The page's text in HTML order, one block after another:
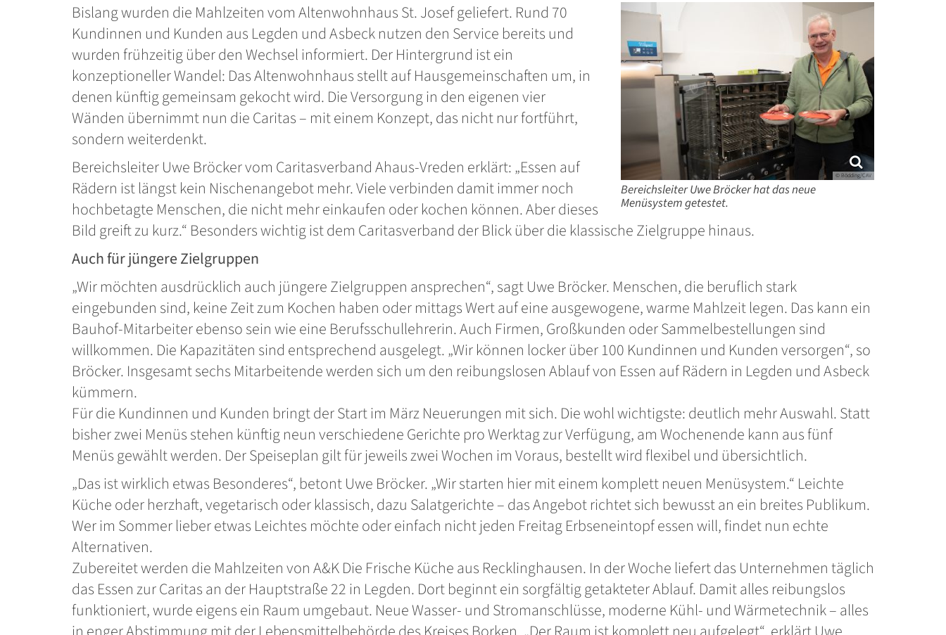
© Bödding/CAV
Bereichsleiter Uwe Bröcker hat das neue
Menüsystem getestet.
Bislang wurden die Mahlzeiten vom Altenwohnhaus St. Josef geliefert. Rund 70
Kundinnen und Kunden aus Legden und Asbeck nutzen den Service bereits und
wurden frühzeitig über den Wechsel informiert. Der Hintergrund ist ein
konzeptioneller Wandel: Das Altenwohnhaus stellt auf Hausgemeinschaften um, in
denen künftig gemeinsam gekocht wird. Die Versorgung in den eigenen vier
Wänden übernimmt nun die Caritas – mit einem Konzept, das nicht nur fortführt,
sondern weiterdenkt.
Bereichsleiter Uwe Bröcker vom Caritasverband Ahaus-Vreden erklärt: „Essen auf
Rädern ist längst kein Nischenangebot mehr. Viele verbinden damit immer noch
hochbetagte Menschen, die nicht mehr einkaufen oder kochen können. Aber dieses
Bild greift zu kurz.“ Besonders wichtig ist dem Caritasverband der Blick über die klassische Zielgruppe hinaus.
Auch für jüngere Zielgruppen
„Wir möchten ausdrücklich auch jüngere Zielgruppen ansprechen“, sagt Uwe Bröcker. Menschen, die beruflich stark
eingebunden sind, keine Zeit zum Kochen haben oder mittags Wert auf eine ausgewogene, warme Mahlzeit legen. Das kann ein
Bauhof-Mitarbeiter ebenso sein wie eine Berufsschullehrerin. Auch Firmen, Großkunden oder Sammelbestellungen sind
willkommen. Die Kapazitäten sind entsprechend ausgelegt. „Wir können locker über 100 Kundinnen und Kunden versorgen“, so
Bröcker. Insgesamt sechs Mitarbeitende werden sich um den reibungslosen Ablauf von Essen auf Rädern in Legden und Asbeck
kümmern.
Für die Kundinnen und Kunden bringt der Start im März Neuerungen mit sich. Die wohl wichtigste: deutlich mehr Auswahl. Statt
bisher zwei Menüs stehen künftig neun verschiedene Gerichte pro Werktag zur Verfügung, am Wochenende kann aus fünf
Menüs gewählt werden. Der Speiseplan gilt für jeweils zwei Wochen im Voraus, bestellt wird flexibel und übersichtlich.
„Das ist wirklich etwas Besonderes“, betont Uwe Bröcker. „Wir starten hier mit einem komplett neuen Menüsystem.“ Leichte
Küche oder herzhaft, vegetarisch oder klassisch, dazu Salatgerichte – das Angebot richtet sich bewusst an ein breites Publikum.
Wer im Sommer lieber etwas Leichtes möchte oder einfach nicht jeden Freitag Erbseneintopf essen will, findet nun echte
Alternativen.
Zubereitet werden die Mahlzeiten von A&K Die Frische Küche aus Recklinghausen. In der Woche liefert das Unternehmen täglich
das Essen zur Caritas an der Hauptstraße 22 in Legden. Dort beginnt ein sorgfältig getakteter Ablauf. Damit alles reibungslos
funktioniert, wurde eigens ein Raum umgebaut. Neue Wasser- und Stromanschlüsse, moderne Kühl- und Wärmetechnik – alles